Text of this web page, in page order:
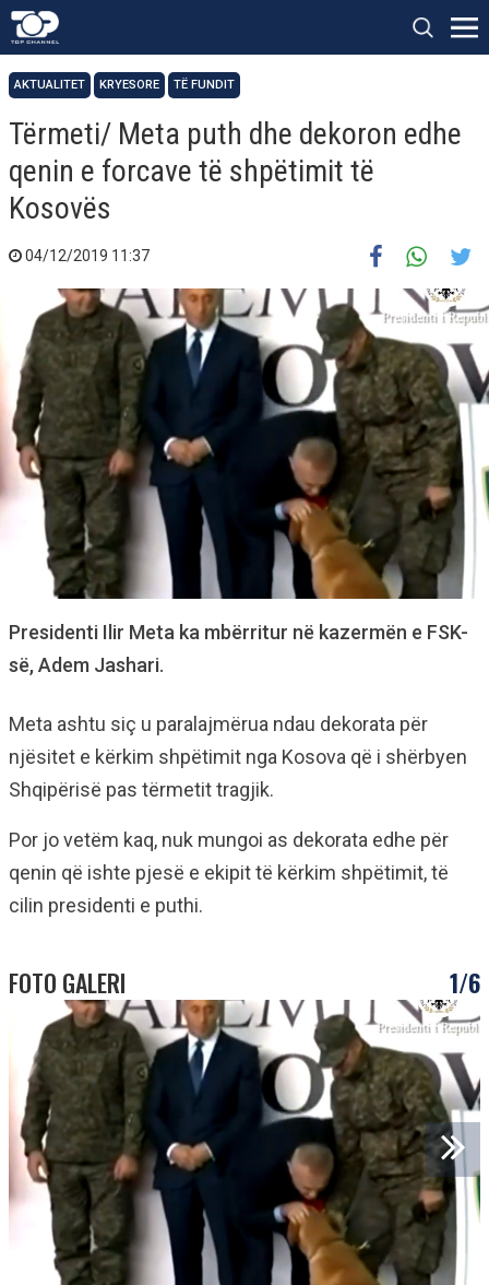
AKTUALITET KRYESORE TË FUNDIT
Tërmeti/ Meta puth dhe dekoron edhe
qenin e forcave të shpëtimit të
Kosovës
04/12/2019 11:37
Presidenti Ilir Meta ka mbërritur në kazermën e FSK-
së, Adem Jashari.
Meta ashtu siç u paralajmërua ndau dekorata për
njësitet e kërkim shpëtimit nga Kosova që i shërbyen
Shqipërisë pas tërmetit tragjik.
Por jo vetëm kaq, nuk mungoi as dekorata edhe për
qenin që ishte pjesë e ekipit të kërkim shpëtimit, të
cilin presidenti e puthi.
FOTO GALERI 1/6